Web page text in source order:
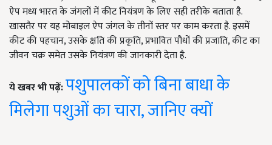
ऐप मध्य भारत के जंगलों में कीट नियंत्रण के लिए सही तरीके बताता है.
खासतैर पर यह मोबाइल ऐप जंगल के तीनों स्तर पर काम करता है. इसमें
कीट की पहचान, उसके क्षति की प्रकृति, प्रभावित पौधों की प्रजाति, कीट का
जीवन चक्र समेत उसके नियंत्रण की जानकारी देता है.
ये खबर भी पढ़ें:पशुपालकों को बिना बाधा के
मिलेगा पशुओं का चारा, जानिए क्यों